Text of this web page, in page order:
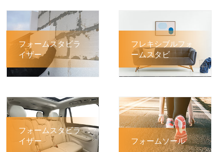
フォームスタビラ
イザー
フレキシブルフォ
ームスタビ
フォームスタビラ
イザー
フォームソール